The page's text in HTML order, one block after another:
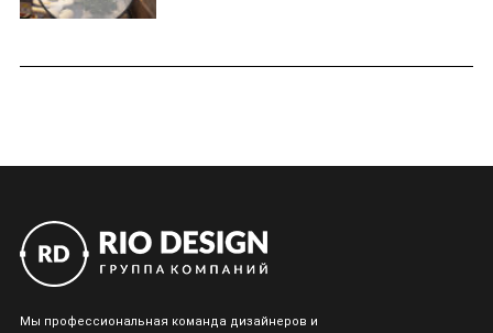
Мы профессиональная команда дизайнеров и